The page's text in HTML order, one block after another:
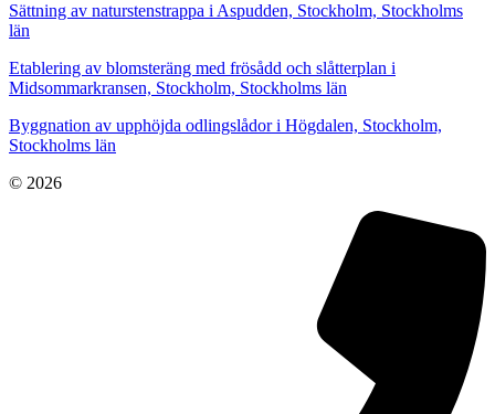
Sättning av naturstenstrappa i Aspudden, Stockholm, Stockholms
län
Etablering av blomsteräng med frösådd och slåtterplan i
Midsommarkransen, Stockholm, Stockholms län
Byggnation av upphöjda odlingslådor i Högdalen, Stockholm,
Stockholms län
© 2026